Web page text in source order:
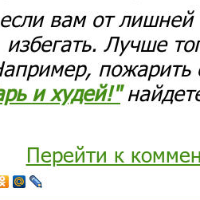
вам от
Лучше
пожарить
и худей!"
Перейти к